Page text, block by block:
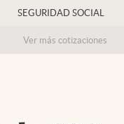
USA
Colombia
SEGURIDAD SOCIAL
Ver más cotizaciones